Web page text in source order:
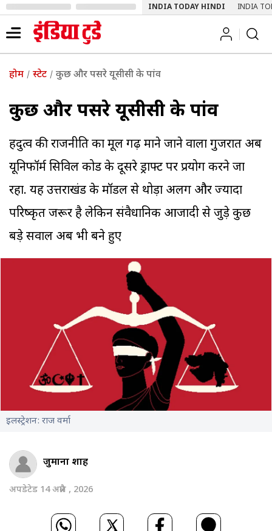
INDIA TODAY HINDI INDIA
होम स्टेट कुछ और पसरे यूसीसी के पांव
कुछ और पसरे यूसीसी के पांव
हिंदुत्व की राजनीति का मूल गढ़ माने जाने वाला गुजरात अब
यूनिफॉर्म सिविल कोड के दूसरे ड्राफ्ट पर प्रयोग करने जा
रहा. यह उत्तराखंड के मॉडल से थोड़ा अलग और ज्यादा
परिष्कृत जरूर है लेकिन संवैधानिक आजादी से जुड़े कुछ
बड़े सवाल अब भी बने हुए
इलस्ट्रेशन: राज वर्मा
जुमाना शाह
अपडेटेड 14 अप्रैल , 2026